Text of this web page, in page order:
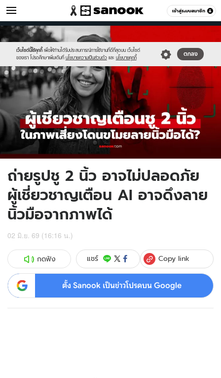
เข้าสู่ระบบสมาชิก
ไอที หมวดอื่นๆ
เว็บไซต์นี้ใช้คุกกี้ เพื่อให้ท่านได้รับประสบการณ์การใช้งานที่ดีที่สุดบน เว็บไซต์
ของเรา โปรดศึกษาเพิ่มเติมที่ นโยบายความเป็นส่วนตัว และ นโยบายคุกกี้
ตกลง
Sanook
//s.isanook.com/sr/0/images/logo-
new-
sanook.png
600
60
//s.isanook.com/hi/0/ud/325/1625130/2fing.jpg
ถ่ายรูปชู 2 นิ้ว อาจไม่ปลอดภัย
ผู้เชี่ยวชาญเตือน AI อาจดึงลาย
นิ้วมือจากภาพได้
02 มิ.ย. 69 (16:16 น.)
กดฟัง แชร์ Copy link
ตั้ง Sanook เป็นข่าวโปรดบน Google